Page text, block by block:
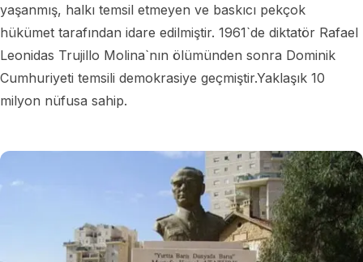
yaşanmış, halkı temsil etmeyen ve baskıcı pekçok
hükümet tarafından idare edilmiştir. 1961`de diktatör Rafael
Leonidas Trujillo Molina`nın ölümünden sonra Dominik
Cumhuriyeti temsili demokrasiye geçmiştir.Yaklaşık 10
milyon nüfusa sahip.